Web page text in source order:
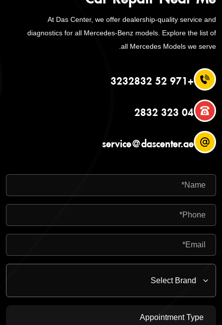
At Das Center, we offer dealership-quality service and
diagnostics for all Mercedes-Benz models. Explore the list of
all Mercedes Models we serve.
+971 52 3232832
04 323 2832
service@dascenter.ae
Appointment Type